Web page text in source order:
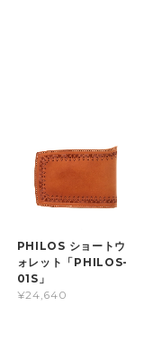
PHILOS ショートウ
ォレット「PHILOS-
01S」
¥24,640